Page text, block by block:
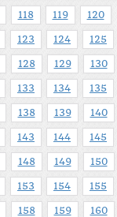
118 119 120
123 124 125
128 129 130
133 134 135
138 139 140
143 144 145
148 149 150
153 154 155
158 159 160